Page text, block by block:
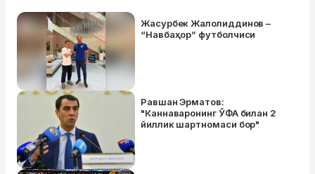
Жасурбек Жалолиддинов –
“Навбаҳор” футболчиси
Равшан Эрматов:
"Каннаваронинг ЎФА билан 2
йиллик шартномаси бор"